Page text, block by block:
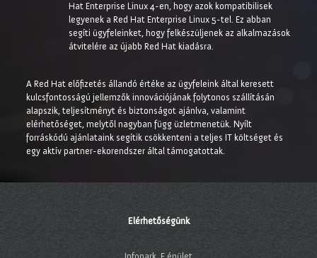
Hat Enterprise Linux 4-en, hogy azok kompatibilisek
legyenek a Red Hat Enterprise Linux 5-tel. Ez abban
segíti ügyfeleinket, hogy felkészüljenek az alkalmazások
átvitelére az újabb Red Hat kiadásra.
A Red Hat előfizetés állandó értéke az ügyfeleink által keresett
kulcsfontosságú jellemzők innovációjának folytonos szállításán
alapszik, teljesítményt és biztonságot ajánlva, valamint
elérhetőséget, melytől nagyban függ üzletmenetük. Nyílt
forráskódú ajánlataink segítik csökkenteni a teljes IT költséget és
egy aktív partner-ekorendszer által támogatottak.
Elérhetőségünk